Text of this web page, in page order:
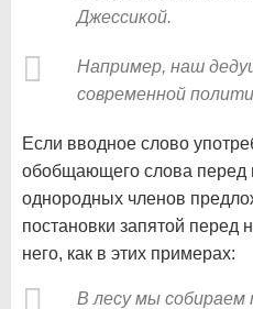
Джессикой.
Например, наш
современной
Если вводное слово
обобщающего слова перед
однородных членов
постановки запятой перед
него, как в этих примерах:
В лесу мы собираем